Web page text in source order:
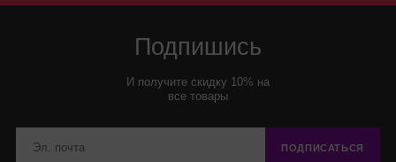
Подпишись
И получите скидку 10% на
все товары
ПОДПИСАТЬСЯ